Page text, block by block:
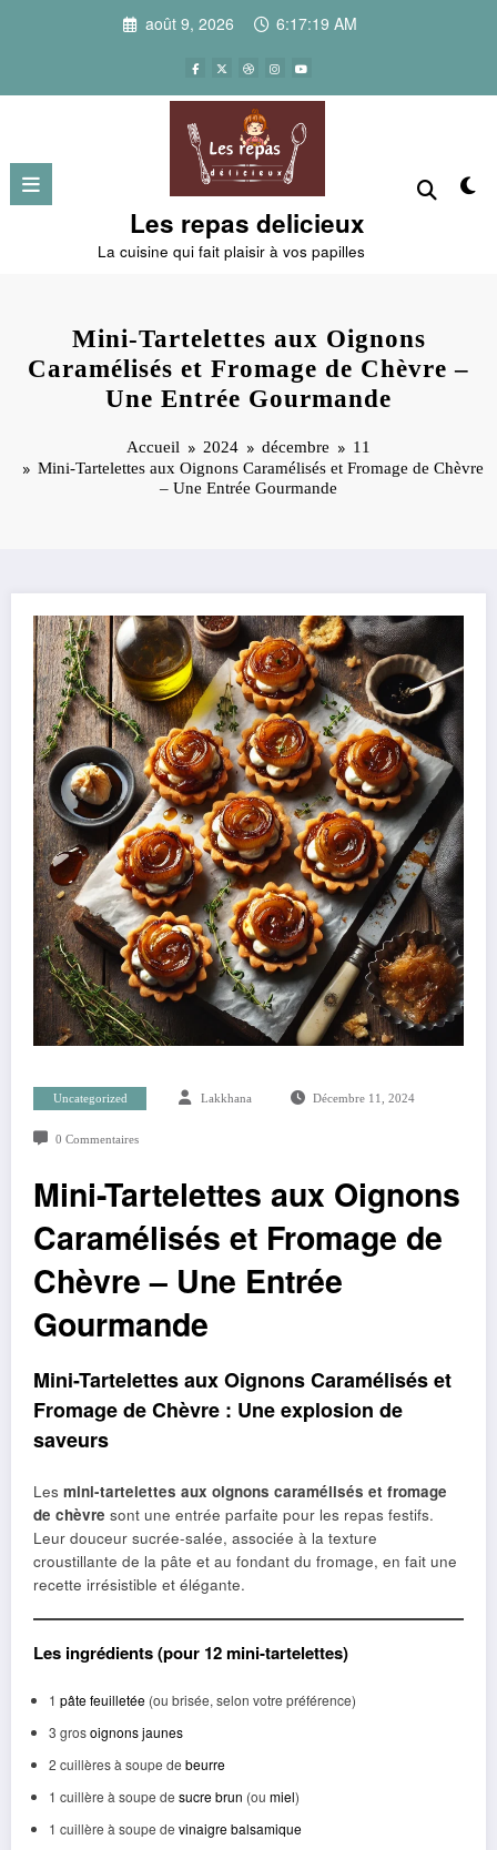
août 9, 2026 6:17:19 AM
Les repas delicieux
La cuisine qui fait plaisir à vos papilles
Mini-Tartelettes aux Oignons
Caramélisés et Fromage de Chèvre –
Une Entrée Gourmande
Accueil 2024 décembre
11
Mini-Tartelettes aux Oignons Caramélisés et Fromage de Chèvre
– Une Entrée Gourmande
Uncategorized Lakkhana Décembre 11, 2024
0 Commentaires
Mini-Tartelettes aux Oignons
Caramélisés et Fromage de
Chèvre – Une Entrée
Gourmande
Mini-Tartelettes aux Oignons Caramélisés et
Fromage de Chèvre : Une explosion de
saveurs
Les mini-tartelettes aux oignons caramélisés et fromage
de chèvre sont une entrée parfaite pour les repas festifs.
Leur douceur sucrée-salée, associée à la texture
croustillante de la pâte et au fondant du fromage, en fait une
recette irrésistible et élégante.
Les ingrédients (pour 12 mini-tartelettes)
1 pâte feuilletée(ou brisée, selon votre préférence)
3 grosoignons jaunes
2 cuillères à soupe de beurre
1 cuillère à soupe de sucre brun (ou miel)
1 cuillère à soupe de vinaigre balsamique